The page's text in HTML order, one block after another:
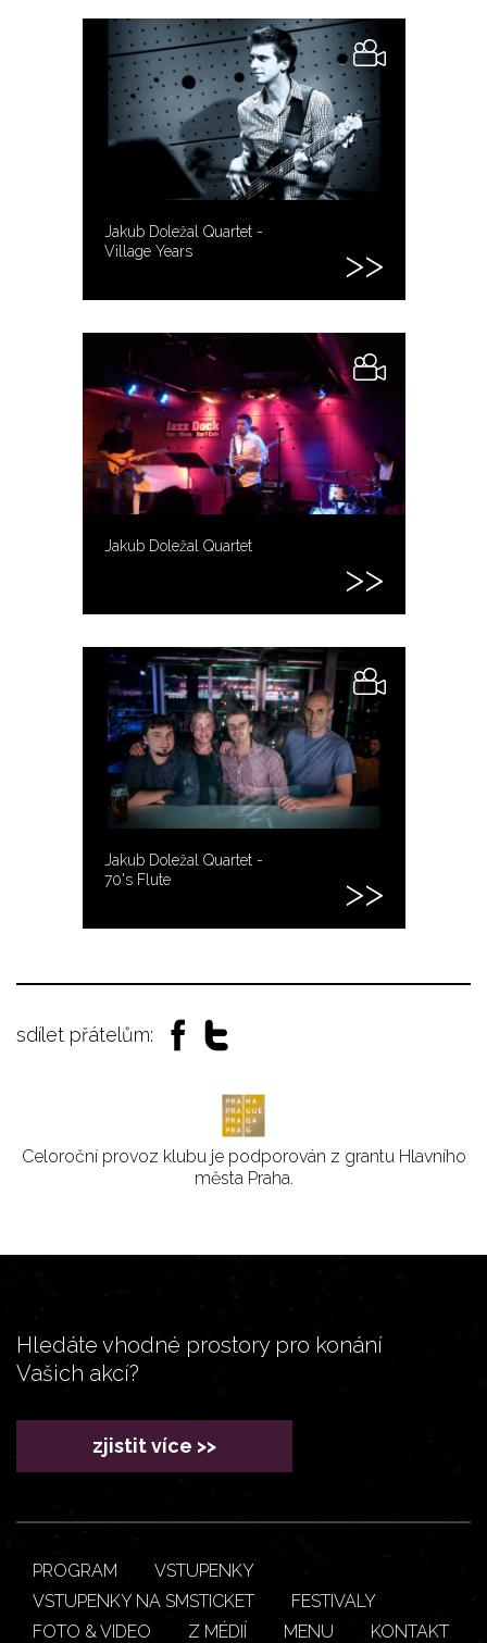
Jakub Doležal Quartet -
Village Years
Jakub Doležal Quartet
Jakub Doležal Quartet -
70's Flute
sdílet přátelům:
Celoroční provoz klubu je podporován z grantu Hlavního
města Praha.
Hledáte vhodné prostory pro konání
Vašich akcí?
zjistit více >>
PROGRAM
VSTUPENKY
VSTUPENKY NA SMSTICKET
FESTIVALY
FOTO & VIDEO
Z MÉDIÍ MENU
KONTAKT